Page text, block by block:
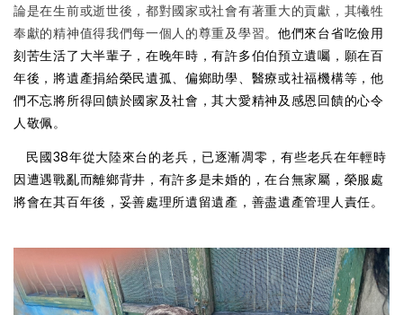
論是在生前或逝世後，都對國家或社會有著重大的貢獻，其犧牲
奉獻的精神值得我們每一個人的尊重及學習。 他們來台省吃儉用
刻苦生活了大半輩子，在晚年時，有許多伯伯預立遺囑，願在百
年後，將遺產捐給榮民遺孤、偏鄉助學、醫療或社福機構等，他
們不忘將所得回饋於國家及社會，其大愛精神及感恩回饋的心令
人敬佩。
民國38年從大陸來台的老兵，已逐漸凋零，有些老兵在年輕時
因遭遇戰亂而離鄉背井，有許多是未婚的，在台無家屬，榮服處
將會在其百年後，妥善處理所遺留遺產，善盡遺產管理人責任。